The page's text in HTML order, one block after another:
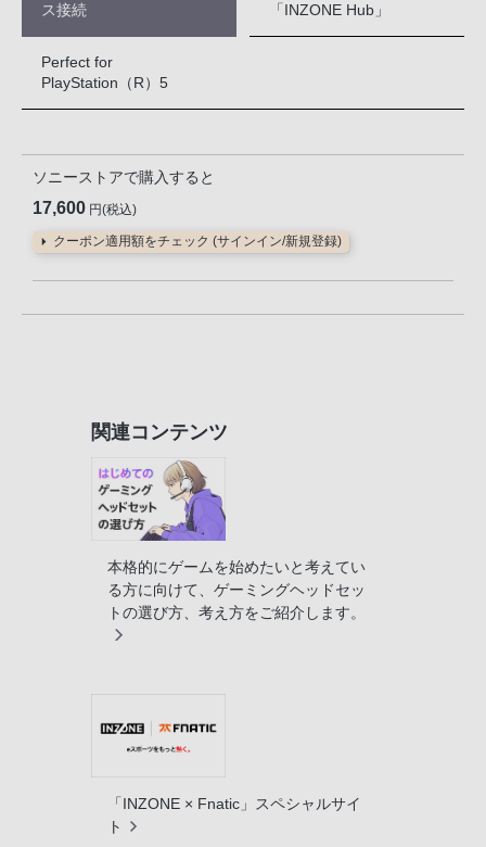
ス接続
「INZONE Hub」
Perfect for
PlayStation（R）5
ソニーストアで購入すると
17,600 円(税込)
クーポン適用額をチェック (サインイン/新規登録)
関連コンテンツ
本格的にゲームを始めたいと考えてい
る方に向けて、ゲーミングヘッドセッ
トの選び方、考え方をご紹介します。
「INZONE × Fnatic」スペシャルサイ
ト